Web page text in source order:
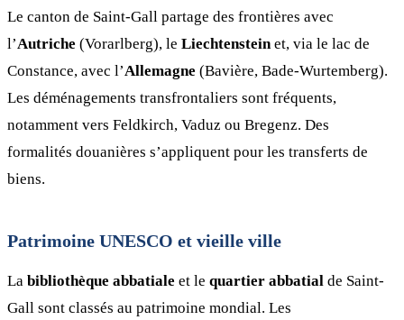
Le canton de Saint-Gall partage des frontières avec
l’Autriche (Vorarlberg), le Liechtensteinet, via le lac de
Constance, avec l’Allemagne (Bavière, Bade-Wurtemberg).
Les déménagements transfrontaliers sont fréquents,
notamment vers Feldkirch, Vaduz ou Bregenz. Des
formalités douanières s’appliquent pour les transferts de
biens.
Patrimoine UNESCO et vieille ville
La bibliothèque abbatiale et le quartier abbatial de Saint-
Gall sont classés au patrimoine mondial. Les